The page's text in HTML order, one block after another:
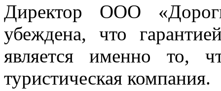
Директор ООО
убеждена, что
является именно то,
туристическая компания.